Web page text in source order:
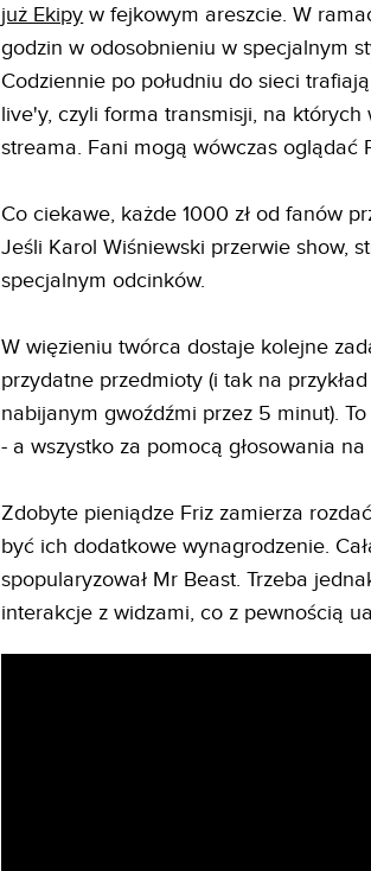
już Ekipy w fejkowym areszcie. W
godzin w odosobnieniu w specjalnym
Codziennie po południu do sieci
live'y, czyli forma transmisji, na których
streama. Fani mogą wówczas oglądać
Co ciekawe, każde 1000 zł od fanów
Jeśli Karol Wiśniewski przerwie show,
specjalnym odcinków.
W więzieniu twórca dostaje kolejne
przydatne przedmioty (i tak na
nabijanym gwoźdźmi przez 5 minut).
- a wszystko za pomocą głosowania
Zdobyte pieniądze Friz zamierza
być ich dodatkowe wynagrodzenie.
spopularyzował Mr Beast. Trzeba
interakcje z widzami, co z pewnością